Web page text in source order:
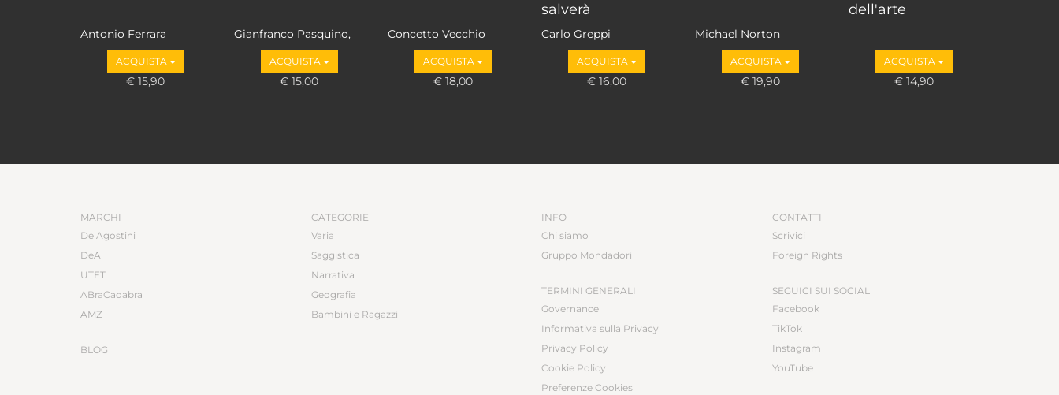
Antonio Ferrara
ACQUISTA
€ 15,90
Gianfranco Pasquino,
Marco Valbruzzi
ACQUISTA
€ 15,00
Concetto Vecchio
ACQUISTA
€ 18,00
salverà
Carlo Greppi
ACQUISTA
€ 16,00
Michael Norton
ACQUISTA
€ 19,90
dell'arte
ACQUISTA
€ 14,90
MARCHI
De Agostini
DeA
UTET
ABraCadabra
AMZ
BLOG
CATEGORIE
Varia
Saggistica
Narrativa
Geografia
Bambini e Ragazzi
INFO
Chi siamo
Gruppo Mondadori
TERMINI GENERALI
Governance
Informativa sulla Privacy
Privacy Policy
Cookie Policy
Preferenze Cookies
CONTATTI
Scrivici
Foreign Rights
SEGUICI SUI SOCIAL
Facebook
TikTok
Instagram
YouTube